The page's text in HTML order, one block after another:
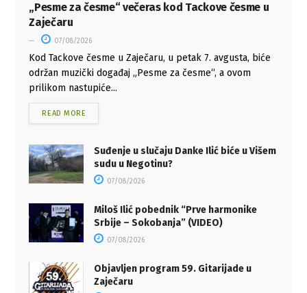
„Pesme za česme“ večeras kod Tackove česme u
Zaječaru
07/08/2026
Kod Tackove česme u Zaječaru, u petak 7. avgusta, biće
održan muzički događaj „Pesme za česme“, a ovom
prilikom nastupiće...
READ MORE
Suđenje u slučaju Danke Ilić biće u Višem
sudu u Negotinu?
07/08/2026
Miloš Ilić pobednik “Prve harmonike
Srbije – Sokobanja” (VIDEO)
07/08/2026
Objavljen program 59. Gitarijade u
Zaječaru